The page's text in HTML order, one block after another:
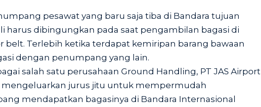
pesawat yang baru saja tiba di Bandara tujuan
harus dibingungkan pada saat pengambilan bagasi di
belt. Terlebih ketika terdapat kemiripan barang bawaan
dengan penumpang yang lain.
salah satu perusahaan Ground Handling, PT JAS Airport
mengeluarkan jurus jitu untuk mempermudah
mendapatkan bagasinya di Bandara Internasional